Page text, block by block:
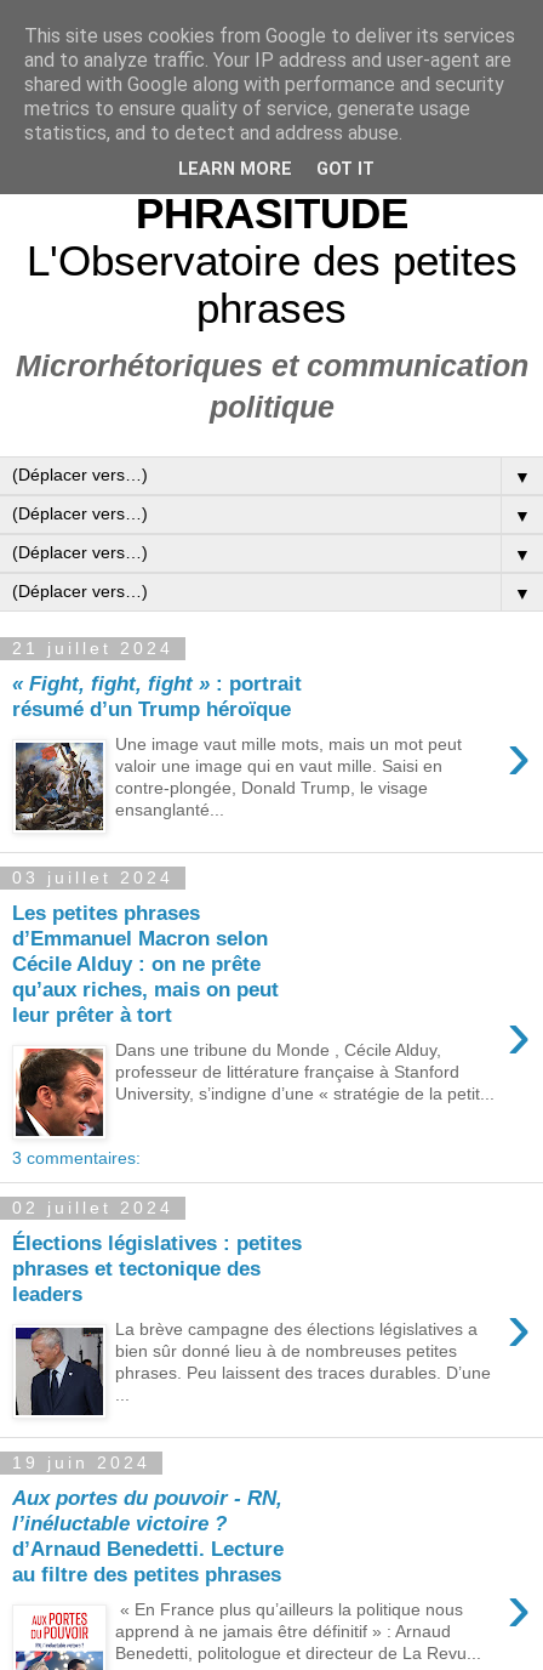
PHRASITUDE
L'Observatoire des petites
phrases
Microrhétoriques et communication
politique
▼
▼
▼
▼
21 juillet 2024
« Fight, fight, fight » : portrait
résumé d’un Trump héroïque
›
Une image vaut mille mots, mais un mot peut
valoir une image qui en vaut mille. Saisi en
contre-plongée, Donald Trump, le visage
ensanglanté...
03 juillet 2024
Les petites phrases
d’Emmanuel Macron selon
Cécile Alduy : on ne prête
qu’aux riches, mais on peut
leur prêter à tort
›
Dans une tribune du Monde , Cécile Alduy,
professeur de littérature française à Stanford
University, s’indigne d’une « stratégie de la petit...
3 commentaires:
02 juillet 2024
Élections législatives : petites
phrases et tectonique des
leaders
›
La brève campagne des élections législatives a
bien sûr donné lieu à de nombreuses petites
phrases. Peu laissent des traces durables. D’une
19 juin 2024
Aux portes du pouvoir ‑ RN,
l’inéluctable victoire ?
d’Arnaud Benedetti. Lecture
au filtre des petites phrases
›
« En France plus qu’ailleurs la politique nous
apprend à ne jamais être définitif » : Arnaud
Benedetti, politologue et directeur de La Revu...
This site uses cookies from Google to deliver its services
and to analyze traffic. Your IP address and user-agent are
shared with Google along with performance and security
metrics to ensure quality of service, generate usage
statistics, and to detect and address abuse.
LEARN MORE GOT IT